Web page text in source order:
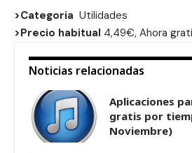
>Categoria Utilidades
>Precio habitual 4,49€, Ahora
Noticias relacionadas
Aplicaciones
gratis por
Noviembre)